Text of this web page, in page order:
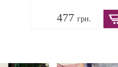
477 грн.